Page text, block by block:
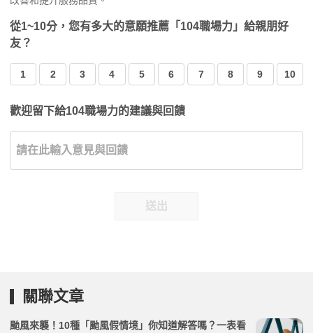
從1~10分，您有多大的意願推薦「104職場力」給親朋好
友？
1 2 3 4 5 6 7 8 9 10
歡迎留下給104職場力的建議與回饋
送出
關聯文章
颱風來襲！10種「颱風假情境」你知道解答嗎？一表看